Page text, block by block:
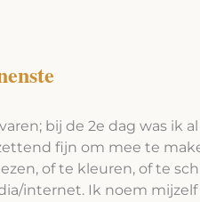
bij de 2e dag was ik
fijn om mee te
of te kleuren, of te
internet. Ik noem